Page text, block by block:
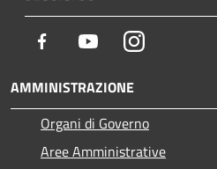
Facebook YoutubeInstagram
AMMINISTRAZIONE
Organi di Governo
Aree Amministrative